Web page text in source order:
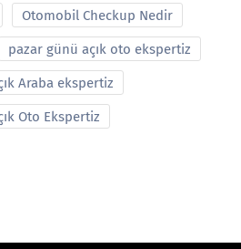
Otomobil Checkup Nedir
pazar günü açık oto ekspertiz
Araba ekspertiz
Oto Ekspertiz